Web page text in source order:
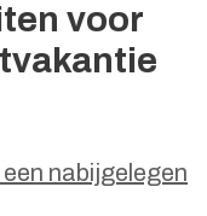
voor
nabijgelegen